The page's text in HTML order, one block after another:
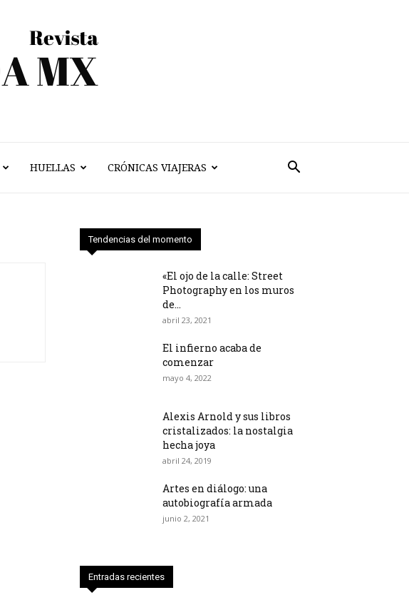
HUELLAS CRÓNICAS VIAJERAS
Tendencias del momento
«El ojo de la calle: Street
Photography en los muros
de...
abril 23, 2021
El infierno acaba de
comenzar
mayo 4, 2022
Alexis Arnold y sus libros
cristalizados: la nostalgia
hecha joya
abril 24, 2019
Artes en diálogo: una
autobiografía armada
junio 2, 2021
Entradas recientes